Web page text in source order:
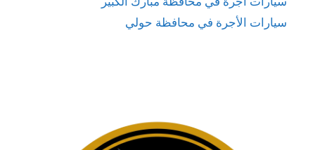
مارس 18, 2025
لك وسيلة تنقل مريحة وآمنة وفي الوقت المحدد. تُعد
سلوى من المناطق السكنية الهادئة في محافظة حولي،